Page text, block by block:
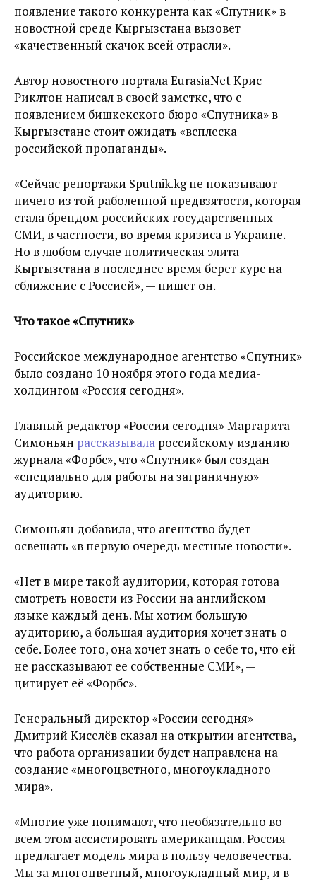
появление такого конкурента как «Спутник» в
новостной среде Кыргызстана вызовет
«качественный скачок всей отрасли».
Автор новостного портала EurasiaNet Крис
Риклтон написал в своей заметке, что с
появлением бишкекского бюро «Спутника» в
Кыргызстане стоит ожидать «всплеска
российской пропаганды».
«Сейчас репортажи Sputnik.kg не показывают
ничего из той раболепной предвзятости, которая
стала брендом российских государственных
СМИ, в частности, во время кризиса в Украине.
Но в любом случае политическая элита
Кыргызстана в последнее время берет курс на
сближение с Россией», — пишет он.
Что такое «Спутник»
Российское международное агентство «Спутник»
было создано 10 ноября этого года медиа-
холдингом «Россия сегодня».
Главный редактор «России сегодня» Маргарита
Симоньян рассказывала российскому изданию
журнала «Форбс», что «Спутник» был создан
«специально для работы на заграничную»
аудиторию.
Симоньян добавила, что агентство будет
освещать «в первую очередь местные новости».
«Нет в мире такой аудитории, которая готова
смотреть новости из России на английском
языке каждый день. Мы хотим большую
аудиторию, а большая аудитория хочет знать о
себе. Более того, она хочет знать о себе то, что ей
не рассказывают ее собственные СМИ», —
цитирует её «Форбс».
Генеральный директор «России сегодня»
Дмитрий Киселёв сказал на открытии агентства,
что работа организации будет направлена на
создание «многоцветного, многоукладного
мира».
«Многие уже понимают, что необязательно во
всем этом ассистировать американцам. Россия
предлагает модель мира в пользу человечества.
Мы за многоцветный, многоукладный мир, и в